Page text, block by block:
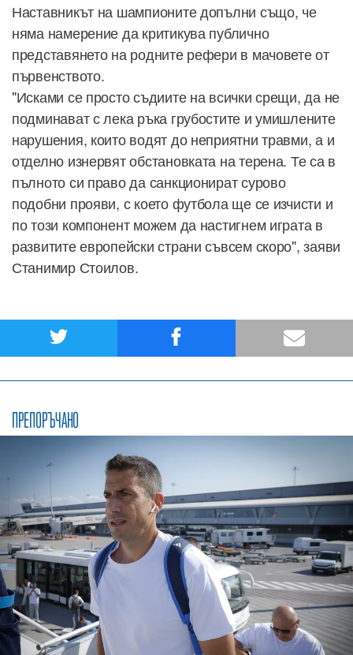
Наставникът на шампионите допълни също, че
няма намерение да критикува публично
представянето на родните рефери в мачовете от
първенството.
"Исками се просто съдиите на всички срещи, да не
подминават с лека ръка грубостите и умишлените
нарушения, които водят до неприятни травми, а и
отделно изнервят обстановката на терена. Те са в
пълното си право да санкционират сурово
подобни прояви, с което футбола ще се изчисти и
по този компонент можем да настигнем играта в
развитите европейски страни съвсем скоро", заяви
Станимир Стоилов.
ПРЕПОРЪЧАНО